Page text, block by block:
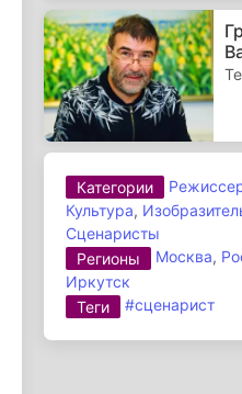
Категории
Культура,
Сценаристы
Регионы
Москва,
Иркутск
Теги
#сценарист